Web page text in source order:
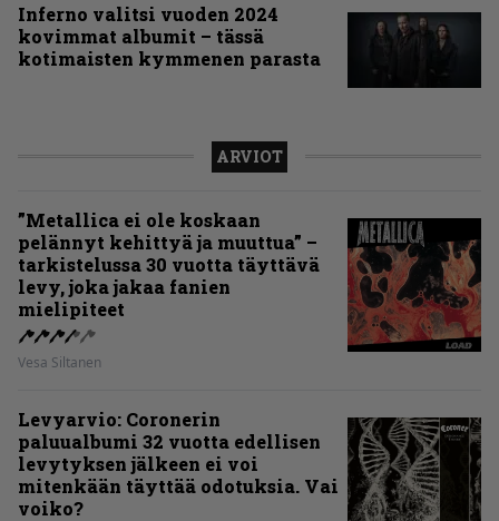
Inferno valitsi vuoden 2024
kovimmat albumit – tässä
kotimaisten kymmenen parasta
ARVIOT
”Metallica ei ole koskaan
pelännyt kehittyä ja muuttua” –
tarkistelussa 30 vuotta täyttävä
levy, joka jakaa fanien
mielipiteet
Vesa Siltanen
Levyarvio: Coronerin
paluualbumi 32 vuotta edellisen
levytyksen jälkeen ei voi
mitenkään täyttää odotuksia. Vai
voiko?